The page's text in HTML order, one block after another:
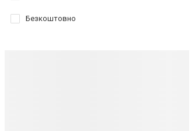
Безкоштовно